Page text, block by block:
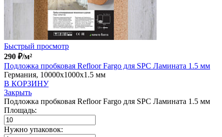
Быстрый просмотр
290 ₽/м²
Подложка пробковая Refloor Fargo для SPC Ламината 1.5 мм
Германия, 10000x1000x1.5 мм
В КОРЗИНУ
Закрыть
Подложка пробковая Refloor Fargo для SPC Ламината 1.5 мм
Площадь:
Нужно упаковок: